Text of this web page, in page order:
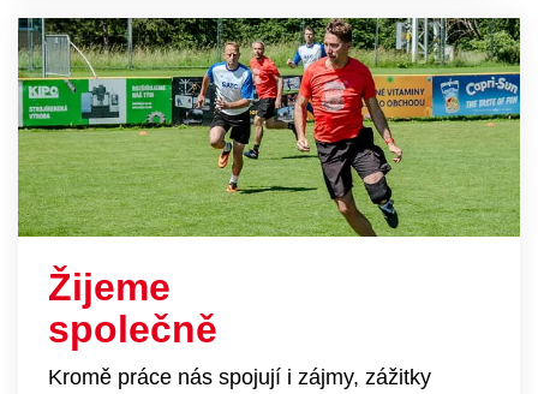
Žijeme
společně
Kromě práce nás spojují i zájmy, zážitky